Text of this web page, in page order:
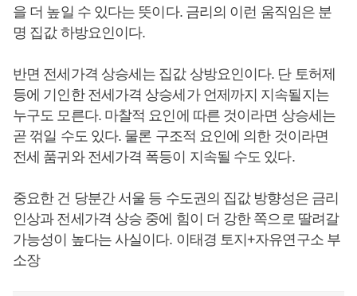
을 더 높일 수 있다는 뜻이다. 금리의 이런 움직임은 분
명 집값 하방요인이다.
반면 전세가격 상승세는 집값 상방요인이다. 단 토허제
등에 기인한 전세가격 상승세가 언제까지 지속될지는
누구도 모른다. 마찰적 요인에 따른 것이라면 상승세는
곧 꺾일 수도 있다. 물론 구조적 요인에 의한 것이라면
전세 품귀와 전세가격 폭등이 지속될 수도 있다.
중요한 건 당분간 서울 등 수도권의 집값 방향성은 금리
인상과 전세가격 상승 중에 힘이 더 강한 쪽으로 딸려갈
가능성이 높다는 사실이다. 이태경 토지+자유연구소 부
소장